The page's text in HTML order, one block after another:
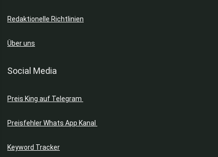
Redaktionelle Richtlinien
Über uns
Social Media
Preis King auf Telegram
Preisfehler Whats App Kanal
Keyword Tracker